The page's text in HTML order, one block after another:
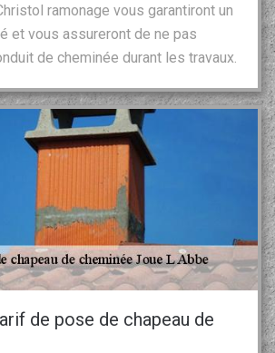
ramonage vous garantiront un
et vous assureront de ne pas
de cheminée durant les travaux.
de pose de chapeau de